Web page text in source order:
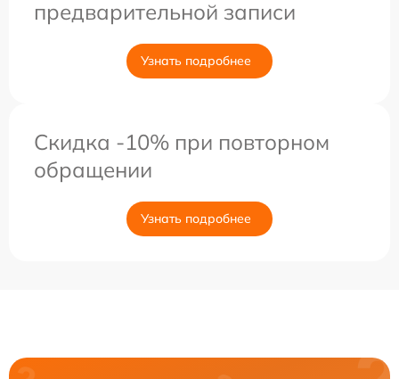
предварительной записи
Узнать подробнее
Скидка -10% при повторном
обращении
Узнать подробнее